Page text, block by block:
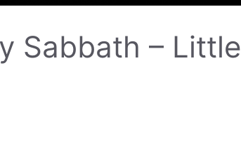
Sabbath – Little